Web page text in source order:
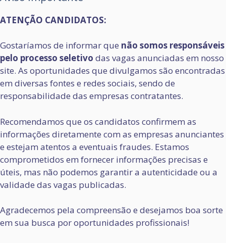
ATENÇÃO CANDIDATOS:
Gostaríamos de informar que não somos responsáveis
pelo processo seletivo das vagas anunciadas em nosso
site. As oportunidades que divulgamos são encontradas
em diversas fontes e redes sociais, sendo de
responsabilidade das empresas contratantes.
Recomendamos que os candidatos confirmem as
informações diretamente com as empresas anunciantes
e estejam atentos a eventuais fraudes. Estamos
comprometidos em fornecer informações precisas e
úteis, mas não podemos garantir a autenticidade ou a
validade das vagas publicadas.
Agradecemos pela compreensão e desejamos boa sorte
em sua busca por oportunidades profissionais!